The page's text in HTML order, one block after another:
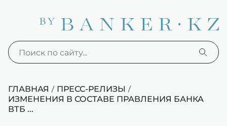
ГЛАВНАЯ / ПРЕСС-РЕЛИЗЫ /
ИЗМЕНЕНИЯ В СОСТАВЕ ПРАВЛЕНИЯ БАНКА
ВТБ ...